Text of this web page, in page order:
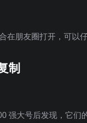
朋友圈打开，可以仔
制
强大号后发现，它